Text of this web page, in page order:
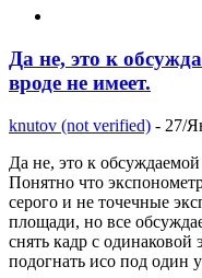
Да не, это к
вроде не имеет.
knutov (not verified) - 27/
Да не, это к
Понятно что
серого и не точечные
площади, но все
снять кадр с
подогнать исо под один